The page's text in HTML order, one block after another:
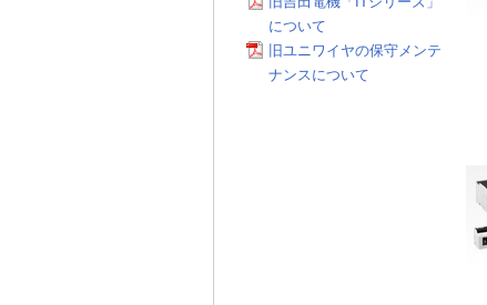
について
旧ユニワイヤの保守メンテ
ナンスについて